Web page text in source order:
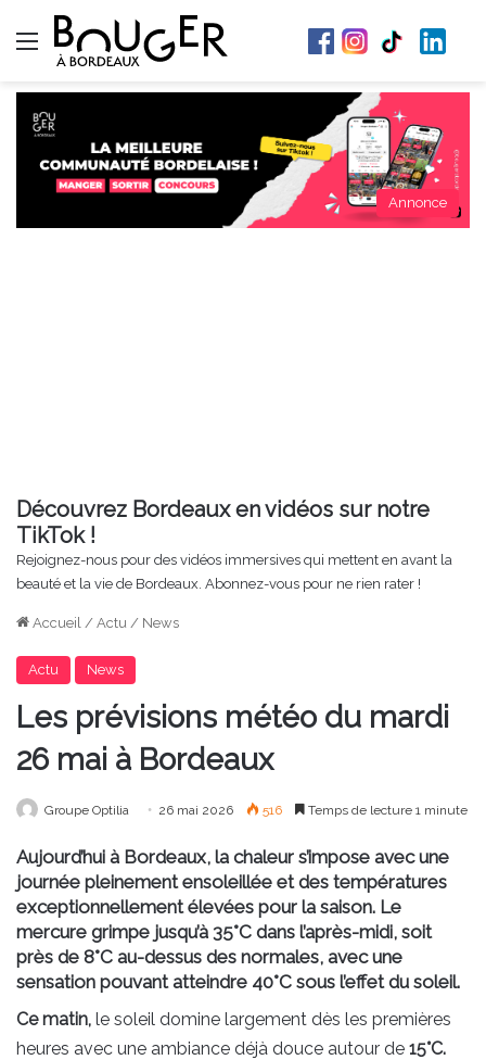
Menu
Annonce
Découvrez Bordeaux en vidéos sur notre
TikTok !
Rejoignez-nous pour des vidéos immersives qui mettent en avant la
beauté et la vie de Bordeaux. Abonnez-vous pour ne rien rater !
Accueil / Actu / News
Actu News
Les prévisions météo du mardi
26 mai à Bordeaux
Groupe Optilia 26 mai 2026 516 Temps de lecture 1 minute
Aujourd’hui à Bordeaux, la chaleur s’impose avec une
journée pleinement ensoleillée et des températures
exceptionnellement élevées pour la saison. Le
mercure grimpe jusqu’à 35°C dans l’après-midi, soit
près de 8°C au-dessus des normales, avec une
sensation pouvant atteindre 40°C sous l’effet du soleil.
Ce matin, le soleil domine largement dès les premières
heures avec une ambiance déjà douce autour de 15°C.